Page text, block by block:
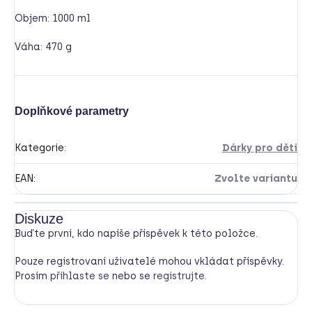
Objem: 1000 ml
Váha: 470 g
Doplňkové parametry
Kategorie: Dárky pro děti
EAN: Zvolte variantu
Diskuze
Buďte první, kdo napíše příspěvek k této položce.
Pouze registrovaní uživatelé mohou vkládat příspěvky.
Prosím přihlaste se nebo se registrujte.